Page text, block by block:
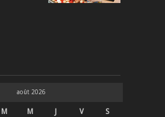
août 2026
M M V S